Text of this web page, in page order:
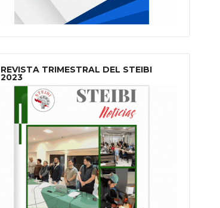
REVISTA TRIMESTRAL DEL STEIBI
2023